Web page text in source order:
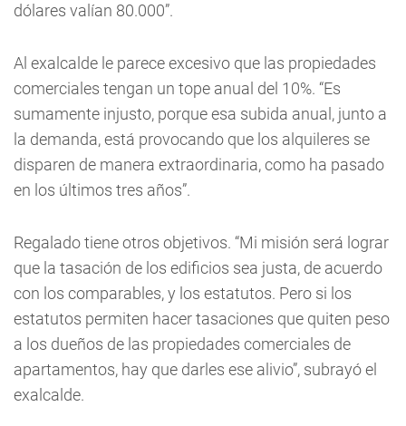
dólares valían 80.000”.
Al exalcalde le parece excesivo que las propiedades
comerciales tengan un tope anual del 10%. “Es
sumamente injusto, porque esa subida anual, junto a
la demanda, está provocando que los alquileres se
disparen de manera extraordinaria, como ha pasado
en los últimos tres años”.
Regalado tiene otros objetivos. “Mi misión será lograr
que la tasación de los edificios sea justa, de acuerdo
con los comparables, y los estatutos. Pero si los
estatutos permiten hacer tasaciones que quiten peso
a los dueños de las propiedades comerciales de
apartamentos, hay que darles ese alivio”, subrayó el
exalcalde.